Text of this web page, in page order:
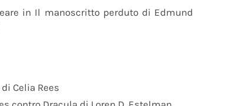
in Il manoscritto perduto di Edmund
Celia Rees